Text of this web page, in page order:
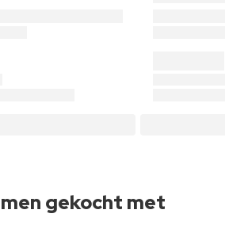
gekocht met